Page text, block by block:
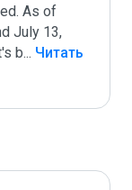
As of
July 13,
b... Читать